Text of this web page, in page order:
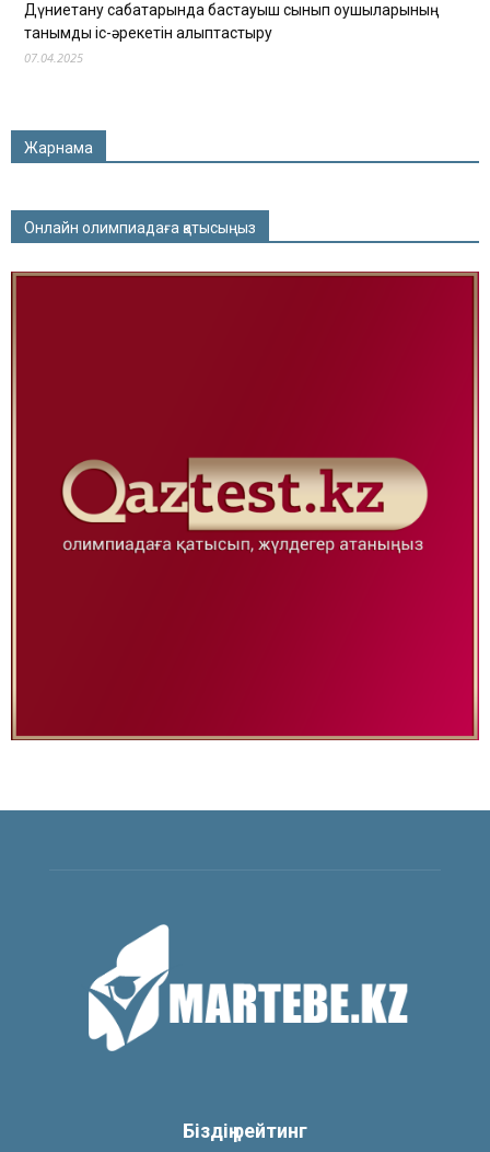
Дүниетану сабақтарында бастауыш сынып оқушыларының
танымдық іс-әрекетін қалыптастыру
07.04.2025
Жарнама
Онлайн олимпиадаға қатысыңыз
Біздің рейтинг